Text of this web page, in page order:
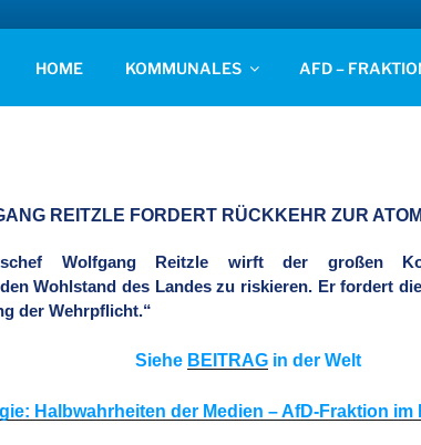
HOME KOMMUNALES AFD –
REITZLE FORDERT RÜCKKEHR ZUR
Wolfgang Reitzle wirft der großen
Wohlstand des Landes zu riskieren. Er fordert
der Wehrpflicht.“
Siehe BEITRAGin der Welt
Halbwahrheiten der Medien – AfD-Fraktion